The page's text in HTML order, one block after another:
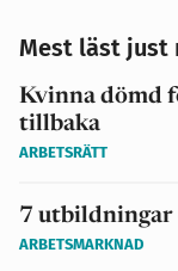
Mest läst just
Kvinna dömd
tillbaka
ARBETSRÄTT
7 utbildningar
ARBETSMARKNAD